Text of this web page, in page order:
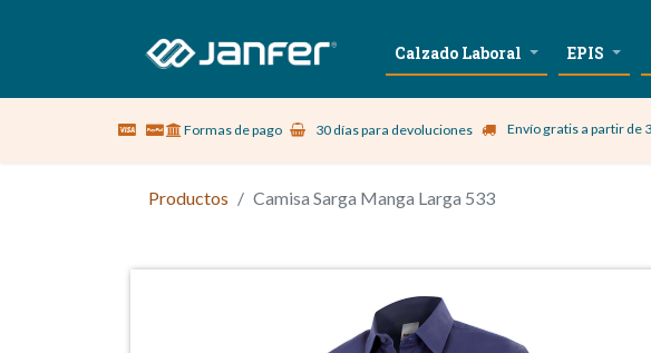
Sobre nosotros Vestuario Laboral Calzado Laboral EPIS
Formas de pago 30 días para devoluciones Envío gratis a partir de
Productos Camisa Sarga Manga Larga 533